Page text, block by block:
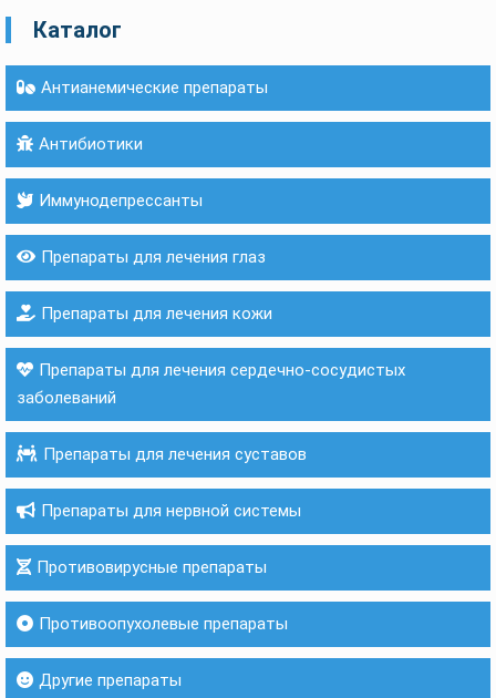
Каталог
Антианемические препараты
Антибиотики
Иммунодепрессанты
Препараты для лечения глаз
Препараты для лечения кожи
Препараты для лечения сердечно-сосудистых
заболеваний
Препараты для лечения суставов
Препараты для нервной системы
Противовирусные препараты
Противоопухолевые препараты
Другие препараты